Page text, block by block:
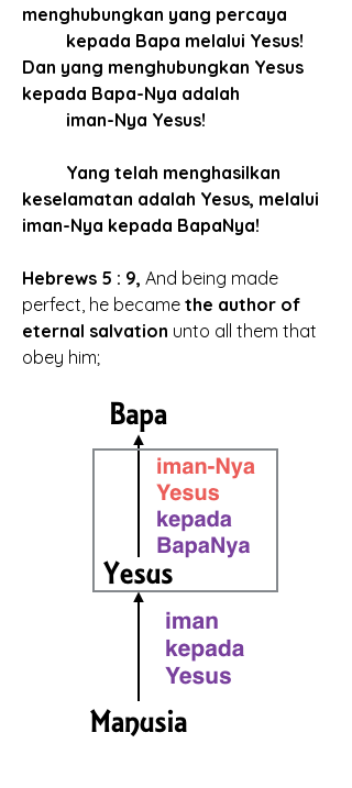
menghubungkan yang percaya
kepada Bapa melalui Yesus!
Dan yang menghubungkan Yesus
kepada Bapa-Nya adalah
iman-Nya Yesus!
keselamatan adalah Yesus, melalui
iman-Nya kepada BapaNya!
Hebrews 5 : 9, And being made
perfect, he became the author of
eternal salvation unto all them that